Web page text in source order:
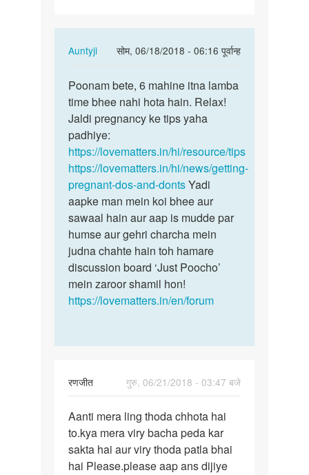
try…
Auntyji
सोम, 06/18/2018 - 06:16 पूर्वान्ह
In
to
Aunty
ji
Hum
6
mah
se
try…
by
Poonam
Poonam
bete,
mahine
itna…
Poonam bete, 6 mahine itna lamba
time bhee nahi hota hain. Relax!
Jaldi pregnancy ke tips yaha
padhiye:
https://lovematters.in/hi/resource/tips
https://lovematters.in/hi/news/getting-
pregnant-dos-and-dontsYadi
aapke man mein koi bhee aur
sawaal hain aur aap is mudde par
humse aur gehri charcha mein
judna chahte hain toh hamare
discussion board ‘Just Poocho’
mein zaroor shamil hon!
https://lovematters.in/en/forum
रणजीत
गुरु, 06/21/2018 - 03:47 बजे
Aanti
mera
ling
thoda
Aanti mera ling thoda chhota hai
to.kya mera viry bacha peda kar
sakta hai aur viry thoda patla bhai
hai Please.please aap ans dijiye